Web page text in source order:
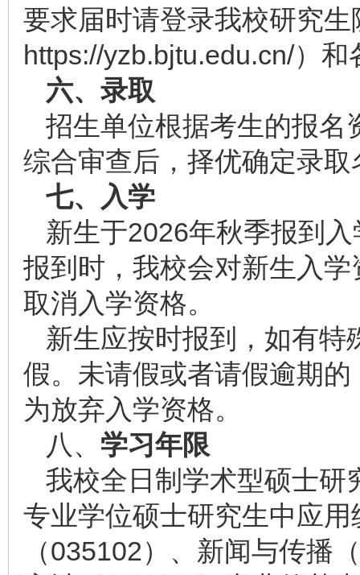
要求届时请登录我校研究
https://yzb.bjtu.edu.cn/）
六、录取
招生单位根据考生的报名
综合审查后，择优确定录取
七、入学
新生于2026年秋季报到
报到时，我校会对新生入
取消入学资格。
新生应按时报到，如有
假。未请假或者请假逾期
为放弃入学资格。
八、 学习年限
我校全日制学术型硕士研
专业学位硕士研究生中应
（035102）、新闻与传播